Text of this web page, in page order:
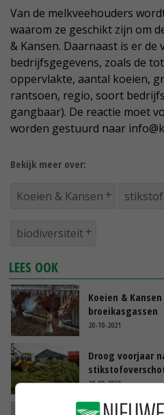
Van de melkveehouders
waarom ze geschikt zijn om
& Kansen. Daarnaast is er de
bedrijfsgegevens, zoals de
oppervlakte, aantal koeien,
rantsoen, regio, soort
gangbaar). De reactie moet
worden gestuurd naar
Bekijk meer over:
Koeien & Kansen
biodiversiteit
LEES OOK
Koeien &
broeikasgassen
20-10-2021
Droog voorjaar
28-09-2021